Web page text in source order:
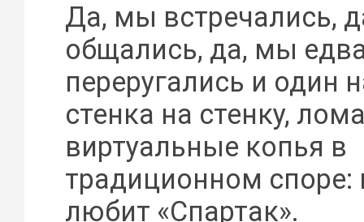
Да, мы встречались,
общались, да, мы
переругались и один
стенка на стенку,
виртуальные копья в
традиционном споре:
любит «Спартак».